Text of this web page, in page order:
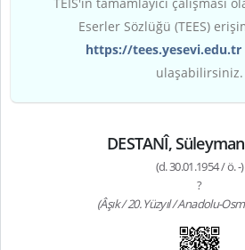
Eserler Sözlüğü (TEES)
https://tees.yesevi.edu.tr
ulaşabilirsiniz.
DESTANÎ,
(d. 30.01.1954 / ö. -)
?
(Âşık / 20. Yüzyıl / Anadolu-